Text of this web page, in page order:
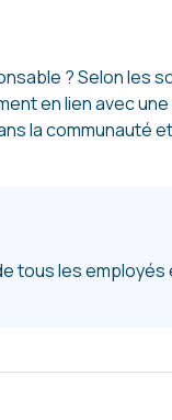
? Selon les
en lien avec
la communauté
les